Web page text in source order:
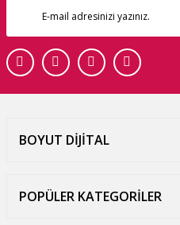
BOYUT DİJİTAL
POPÜLER KATEGORİLER